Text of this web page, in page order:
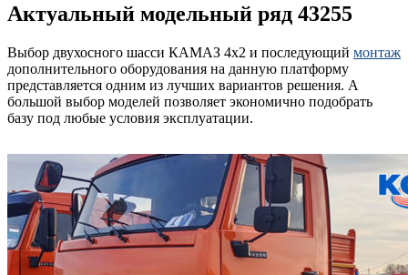
Актуальный модельный ряд 43255
Выбор двухосного шасси КАМАЗ 4х2 и последующий монтаж
дополнительного оборудования на данную платформу
представляется одним из лучших вариантов решения. А
большой выбор моделей позволяет экономично подобрать
базу под любые условия эксплуатации.